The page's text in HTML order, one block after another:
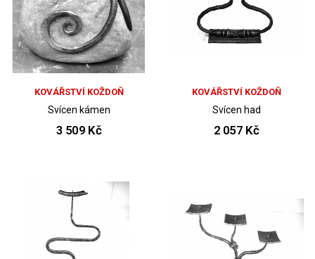
KOVÁŘSTVÍ KOŽDOŇ
Svícen kámen
3 509 Kč
KOVÁŘSTVÍ KOŽDOŇ
Svícen had
2 057 Kč